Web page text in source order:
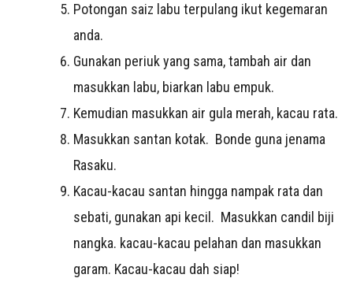
Potongan saiz labu terpulang ikut kegemaran
anda.
Gunakan periuk yang sama, tambah air dan
masukkan labu, biarkan labu empuk.
Kemudian masukkan air gula merah, kacau rata.
Masukkan santan kotak. Bonde guna jenama
Rasaku.
Kacau-kacau santan hingga nampak rata dan
sebati, gunakan api kecil. Masukkan candil biji
nangka. kacau-kacau pelahan dan masukkan
garam. Kacau-kacau dah siap!